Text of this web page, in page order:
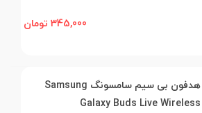
345,000 تومان
هدفون بی سیم سامسونگ Samsung
Galaxy Buds Live Wireless